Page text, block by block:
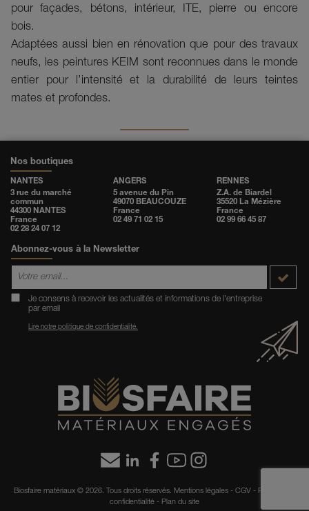
pour façades, bétons, intérieur, ITE, pierre ou encore
bois.
Adaptées aussi bien en rénovation que pour des travaux
neufs, les peintures KEIM sont reconnues dans le monde
entier pour l’intensité et la durabilité de leurs teintes
mates et profondes.
Nos boutiques
NANTES
3 rue du marché
commun
44300 NANTES
France
02 28 24 07 12
ANGERS
5 avenue du Pin
49070 BEAUCOUZE
France
02 49 71 02 15
RENNES
Z.A. de Biardel
35520 La Mézière
France
02 99 66 45 87
Abonnez-vous à la Newsletter
Je consens à recevoir les actualités et informations de l'entreprise
par email
Lire notre politique de confidentialité.
Biosfaire matériaux © 2026. Tous droits réservés. Mentions légales- CGV - Politique de
confidentialité - Plan du site